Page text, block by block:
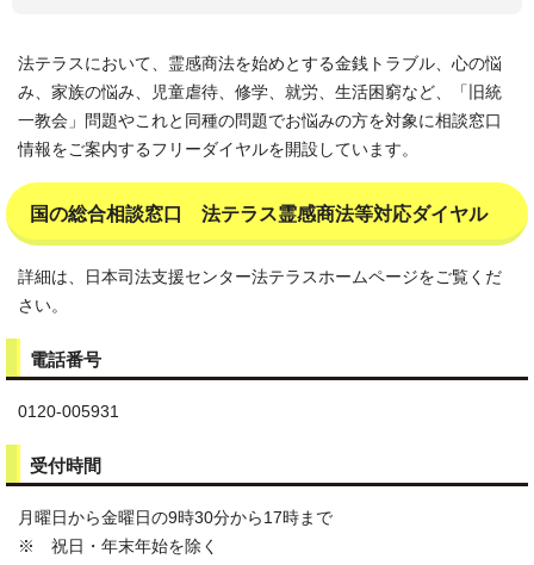
法テラスにおいて、霊感商法を始めとする金銭トラブル、心の悩
み、家族の悩み、児童虐待、修学、就労、生活困窮など、「旧統
一教会」問題やこれと同種の問題でお悩みの方を対象に相談窓口
情報をご案内するフリーダイヤルを開設しています。
国の総合相談窓口 法テラス霊感商法等対応ダイヤル
詳細は、日本司法支援センター法テラスホームページをご覧くだ
さい。
電話番号
0120-005931
受付時間
月曜日から金曜日の9時30分から17時まで
※ 祝日・年末年始を除く